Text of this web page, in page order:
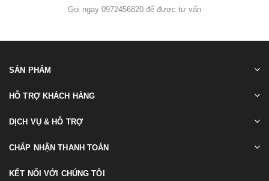
Gọi ngay 0972456820 để được tư vấn
SẢN PHẨM
HỖ TRỢ KHÁCH HÀNG
DỊCH VỤ & HỖ TRỢ
CHẤP NHẬN THANH TOÁN
KẾT NỐI VỚI CHÚNG TÔI